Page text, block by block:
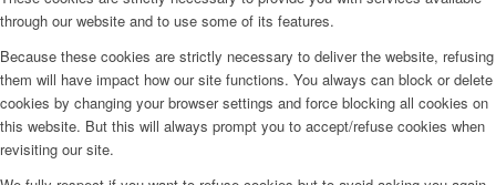
through our website and to use some of its features.
Because these cookies are strictly necessary to deliver the website, refusing
them will have impact how our site functions. You always can block or delete
cookies by changing your browser settings and force blocking all cookies on
this website. But this will always prompt you to accept/refuse cookies when
revisiting our site.